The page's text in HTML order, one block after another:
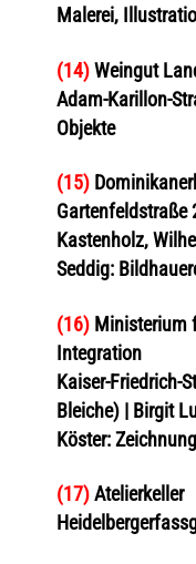
Malerei,
(14)Weingut
Adam-Karillon-
Objekte
(15)
Gartenfeldstraße
Kastenholz,
Seddig:
(16)Ministerium
Integration
Kaiser-Friedrich-
Bleiche) | Birgit
Köster:
(17)Atelierkeller